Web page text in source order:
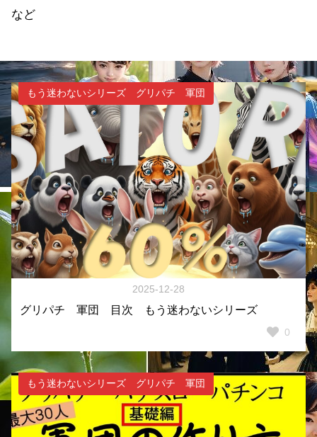
など
もう迷わないシリーズ グリパチ 軍団
2025-12-28
グリパチ 軍団 目次 もう迷わないシリーズ
0
もう迷わないシリーズ グリパチ 軍団